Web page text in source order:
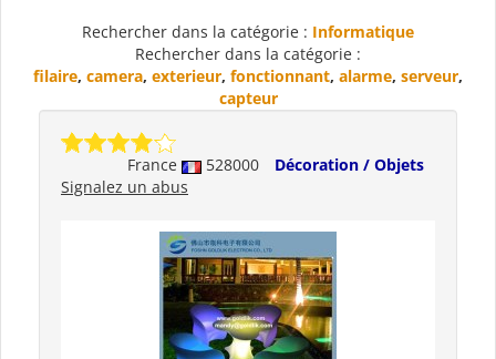
Rechercher dans la catégorie : Informatique
Rechercher dans la catégorie :
filaire, camera, exterieur, fonctionnant, alarme, serveur,
capteur
France 528000
Décoration / Objets
Signalez un abus